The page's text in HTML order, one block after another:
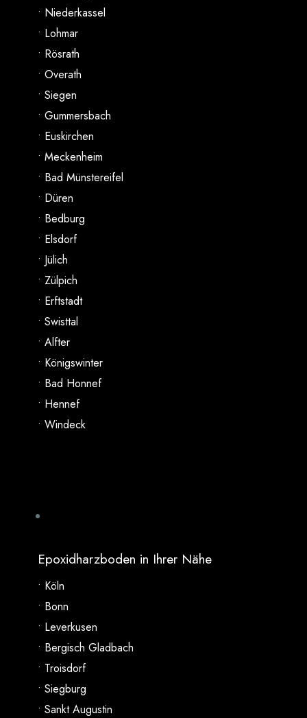
• Niederkassel
• Lohmar
• Rösrath
• Overath
• Siegen
• Gummersbach
• Euskirchen
• Meckenheim
• Bad Münstereifel
• Düren
• Bedburg
• Elsdorf
• Jülich
• Zülpich
• Erftstadt
• Swisttal
• Alfter
• Königswinter
• Bad Honnef
• Hennef
• Windeck
Epoxidharzboden in Ihrer Nähe
• Köln
• Bonn
• Leverkusen
• Bergisch Gladbach
• Troisdorf
• Siegburg
• Sankt Augustin